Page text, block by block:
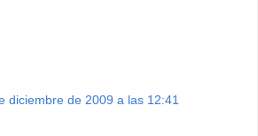
diciembre de 2009 a las 12:41